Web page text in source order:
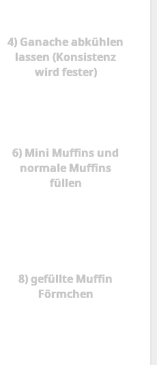
4) Ganache abkühlen
lassen (Konsistenz
wird fester)
6) Mini Muffins und
normale Muffins
füllen
8) gefüllte Muffin
Förmchen